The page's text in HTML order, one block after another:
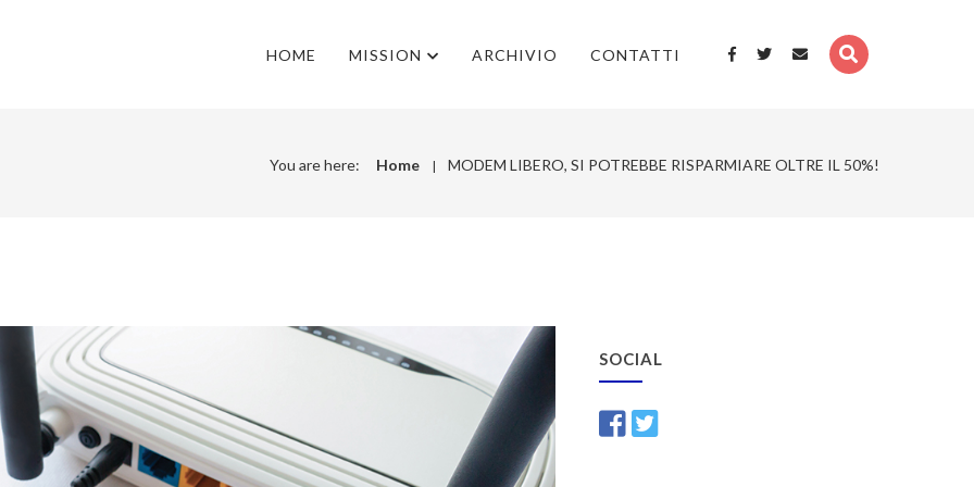
HOME MISSION ARCHIVIO CONTATTI
You are here: Home MODEM LIBERO, SI POTREBBE RISPARMIARE OLTRE IL 50%!
SOCIAL